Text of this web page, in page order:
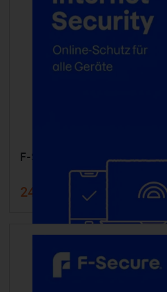
F-SECURE Internet Security -
246,99 € 299,99 €